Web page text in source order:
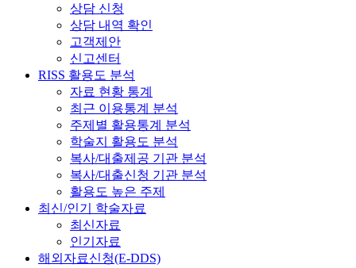
상담 신청
상담 내역 확인
고객제안
신고센터
RISS 활용도 분석
자료 현황 통계
최근 이용통계 분석
주제별 활용통계 분석
학술지 활용도 분석
복사/대출제공 기관 분석
복사/대출신청 기관 분석
활용도 높은 주제
최신/인기 학술자료
최신자료
인기자료
해외자료신청(E-DDS)